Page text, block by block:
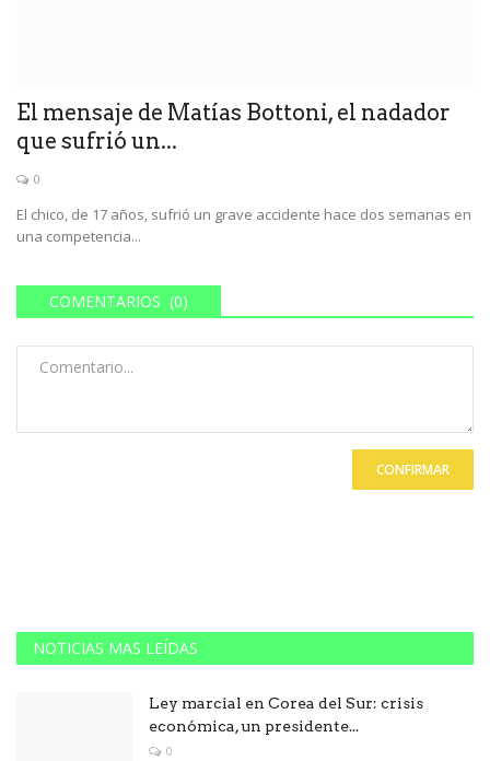
El mensaje de Matías Bottoni, el nadador
que sufrió un...
0
El chico, de 17 años, sufrió un grave accidente hace dos semanas en
una competencia...
COMENTARIOS (0)
CONFIRMAR
NOTICIAS MAS LEÍDAS
Ley marcial en Corea del Sur: crisis
económica, un presidente...
0